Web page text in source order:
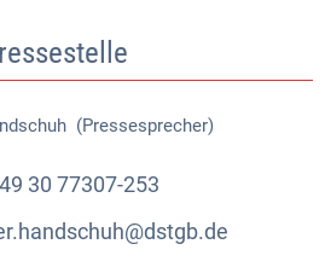
(Pressesprecher)
Alexander Handschuh
30 77307-253